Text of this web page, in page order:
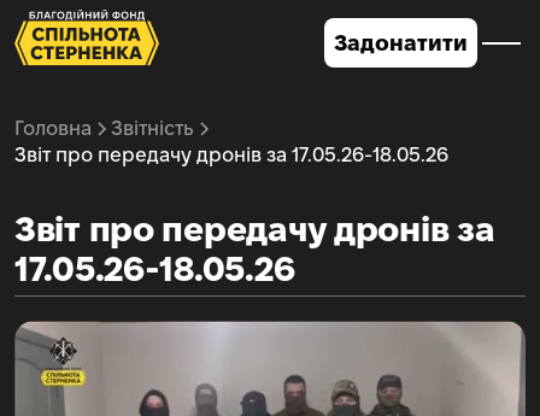
Задонатити
Головна
Звітність
Звіт про передачу дронів за 17.05.26-18.05.26
Звіт про передачу дронів за
17.05.26-18.05.26